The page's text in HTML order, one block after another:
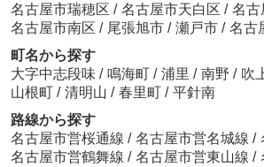
名古屋市瑞穂区 / 名古屋市天白区 / 名古
名古屋市南区 / 尾張旭市 / 瀬戸市 / 名古
町名から探す
大字中志段味 / 鳴海町 / 浦里 / 南野 / 吹
山根町 / 清明山 / 春里町 / 平針南
路線から探す
名古屋市営桜通線 / 名古屋市営名城線 /
名古屋市営鶴舞線 / 名古屋市営東山線 /